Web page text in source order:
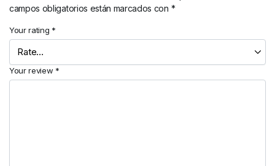
campos obligatorios están marcados con *
Your rating *
Your review *